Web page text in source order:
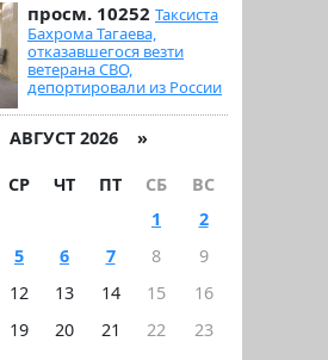
просм. 10252 Таксиста
Бахрома Тагаева,
отказавшегося везти
ветерана СВО,
депортировали из России
АВГУСТ 2026 »
СР ЧТ ПТ СБ
ВС
1
2
5 6 7 8
9
12 13 14 15
16
19 20 21 22
23